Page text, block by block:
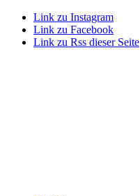
Link zu Instagram
Link zu Facebook
Link zu Rss dieser Seite